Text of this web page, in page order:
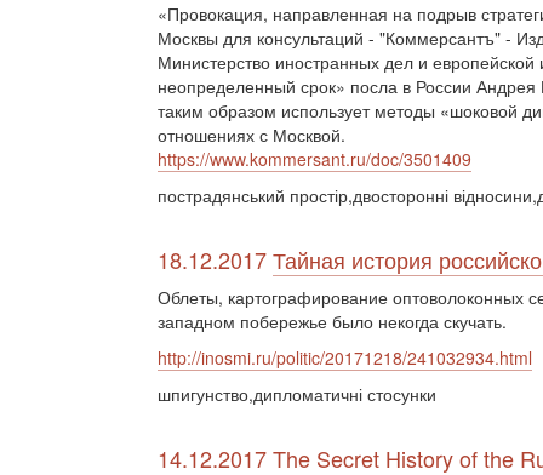
«Провокация, направленная на подрыв
Москвы для консультаций - "Коммерсантъ" -
Министерство иностранных дел и
неопределенный срок» посла в России
таким образом использует методы «шоковой
отношениях с Москвой.
https://www.kommersant.ru/doc/3501409
пострадянський простір,двосторонні
18.12.2017Тайная история
Облеты, картографирование оптоволоконных
западном побережье было некогда скучать.
http://inosmi.ru/politic/20171218/241032934.html
шпигунство,дипломатичні стосунки
14.12.2017 The Secret History of the